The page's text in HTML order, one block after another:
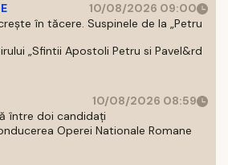
10/08/2026 09:00
în tăcere. Suspinele de la „Petru
„Sfintii Apostoli Petru si Pavel&rd
10/08/2026 08:59
între doi candidați
Operei Nationale Romane